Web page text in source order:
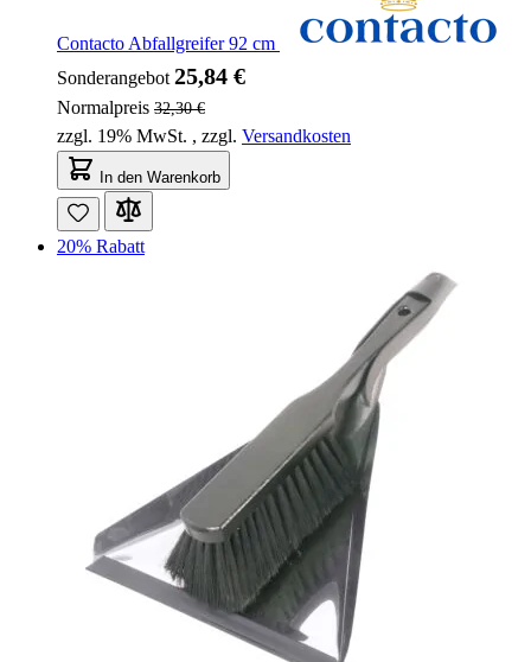
Contacto Abfallgreifer 92 cm
Sonderangebot 25,84 €
Normalpreis 32,30 €
zzgl. 19% MwSt. , zzgl. Versandkosten
In den Warenkorb
20% Rabatt